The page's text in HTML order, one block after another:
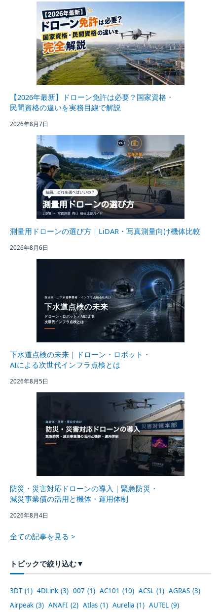
【2026年最新】ドローン免許は必要？国家資格・
民間資格の違いを実務目線で解説
2026年8月7日
測量用ドローンの選び方｜LiDAR・写真測量向け機体比較
2026年8月6日
下水道点検の未来｜ドローン・ロボット・
AIによる次世代インフラ点検とは
2026年8月5日
防災・災害対応ドローンの導入｜緊急防災・
減災事業債の活用と機体・運用体制
2026年8月4日
全ての記事を見る >
トピックで絞り込む▼
3DT (1) 4DLink (3) 007 (1) AC101 (10) ACSL (1) AGRAS (3)
Airpeak (3) ANAFI (2) Atlas (1) Aurelia (1) AUTEL (9)